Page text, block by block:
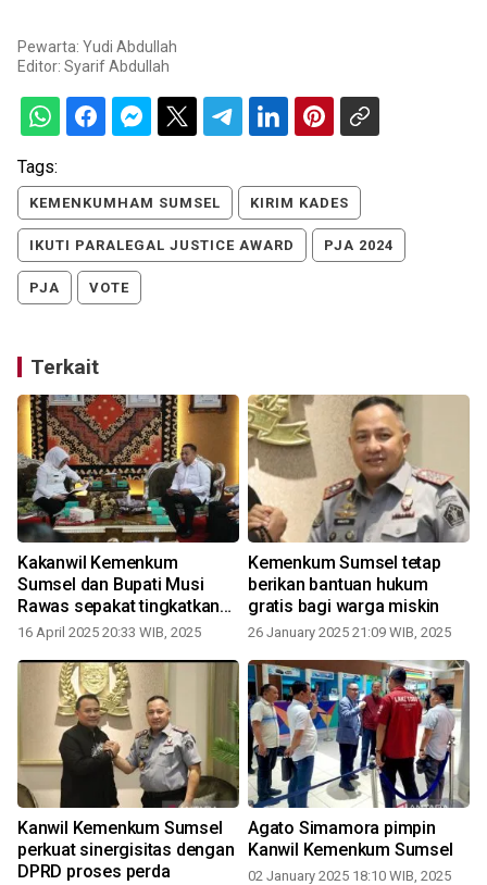
Pewarta: Yudi Abdullah
Editor: Syarif Abdullah
Tags:
KEMENKUMHAM SUMSEL KIRIM KADES
IKUTI PARALEGAL JUSTICE AWARD PJA 2024
PJA VOTE
Terkait
Kakanwil Kemenkum
Sumsel dan Bupati Musi
Rawas sepakat tingkatkan
sinergi demi pelayanan
16 April 2025 20:33 WIB, 2025
Kemenkum Sumsel tetap
berikan bantuan hukum
gratis bagi warga miskin
26 January 2025 21:09 WIB, 2025
Kanwil Kemenkum Sumsel
perkuat sinergisitas dengan
DPRD proses perda
Agato Simamora pimpin
Kanwil Kemenkum Sumsel
02 January 2025 18:10 WIB, 2025